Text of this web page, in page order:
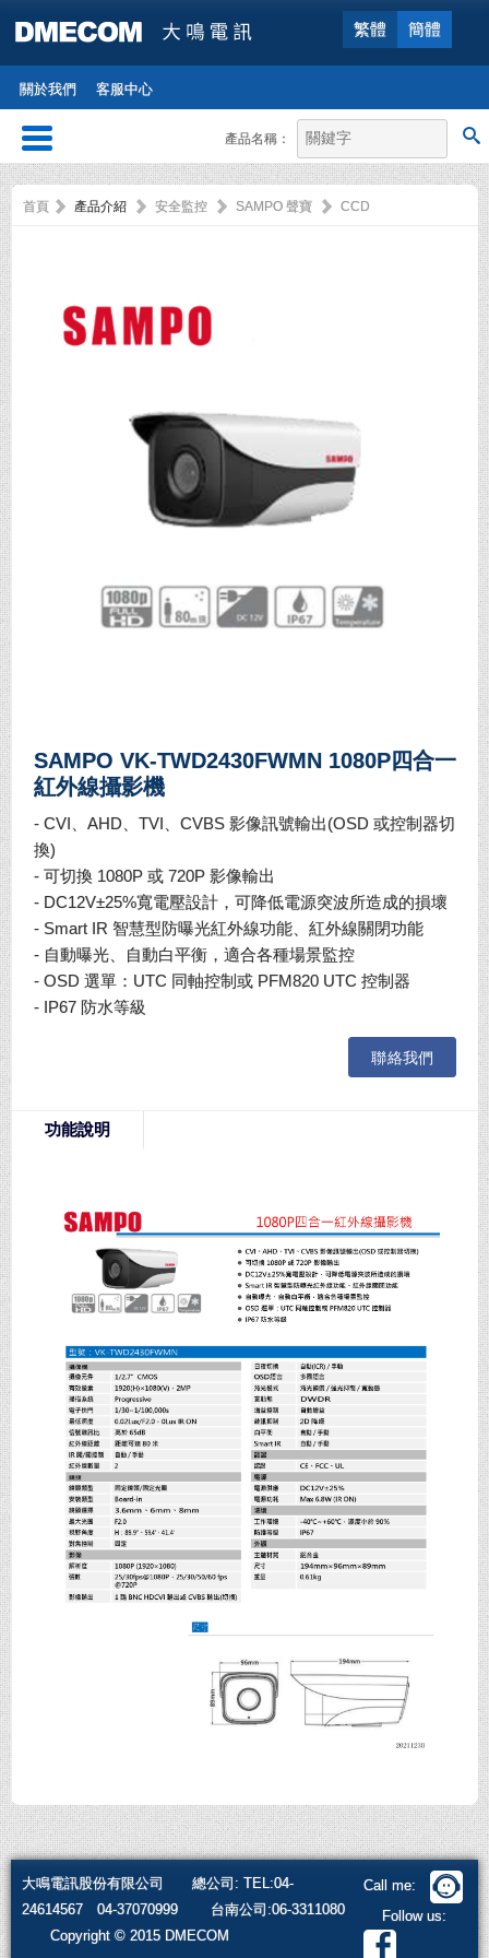
關於我們 客服中心
繁體 簡體
產品名稱：
首頁 產品介紹 安全監控 SAMPO 聲寶 CCD
SAMPO VK-TWD2430FWMN 1080P四合一
紅外線攝影機
- CVI、AHD、TVI、CVBS 影像訊號輸出(OSD 或控制器切
換)
- 可切換 1080P 或 720P 影像輸出
- DC12V±25%寬電壓設計，可降低電源突波所造成的損壞
- Smart IR 智慧型防曝光紅外線功能、紅外線關閉功能
- 自動曝光、自動白平衡，適合各種場景監控
- OSD 選單：UTC 同軸控制或 PFM820 UTC 控制器
- IP67 防水等級
聯絡我們
功能說明
大鳴電訊股份有限公司 總公司: TEL:04-
24614567 04-37070999 台南公司:06-3311080
Copyright © 2015 DMECOM
Call me:
Follow us: